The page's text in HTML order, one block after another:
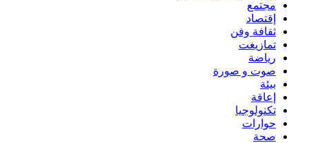
مجتمع
إقتصاد
ثقافة وفن
تمازيغت
رياضة
صوت و صورة
بيئة
إعاقة
تكنولوجيا
حوارات
صحة